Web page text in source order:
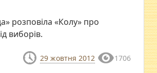
розповіла «Колу» про
виборів.
29 жовтня 2012 1706